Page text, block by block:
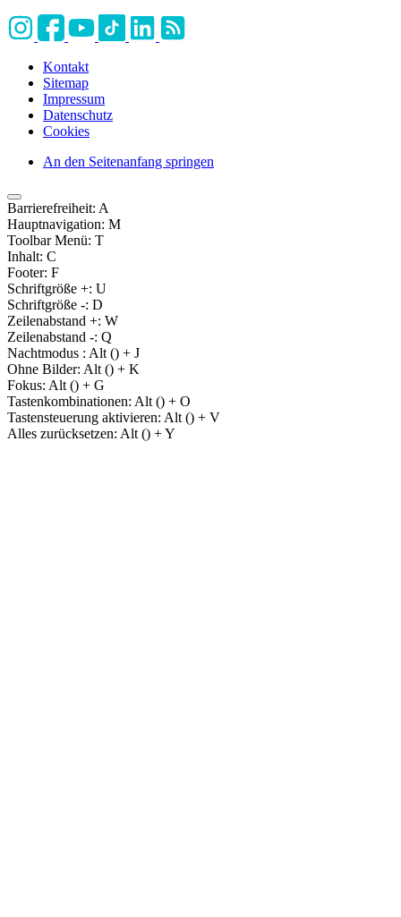
Kontakt
Sitemap
Impressum
Datenschutz
Cookies
An den Seitenanfang springen
Barrierefreiheit: A
Hauptnavigation: M
Toolbar Menü: T
Inhalt: C
Footer: F
Schriftgröße +: U
Schriftgröße -: D
Zeilenabstand +: W
Zeilenabstand -: Q
Nachtmodus : Alt () + J
Ohne Bilder: Alt () + K
Fokus: Alt () + G
Tastenkombinationen: Alt () + O
Tastensteuerung aktivieren: Alt () + V
Alles zurücksetzen: Alt () + Y